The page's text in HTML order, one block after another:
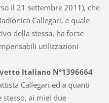
il 21 settembre 2011), che
Callegari, e quale
della stessa, ha forse
utilizzazioni
Italiano N°1396664
Callegari ed a quanti
ai miei due